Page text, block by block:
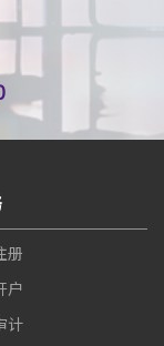
册
户
计